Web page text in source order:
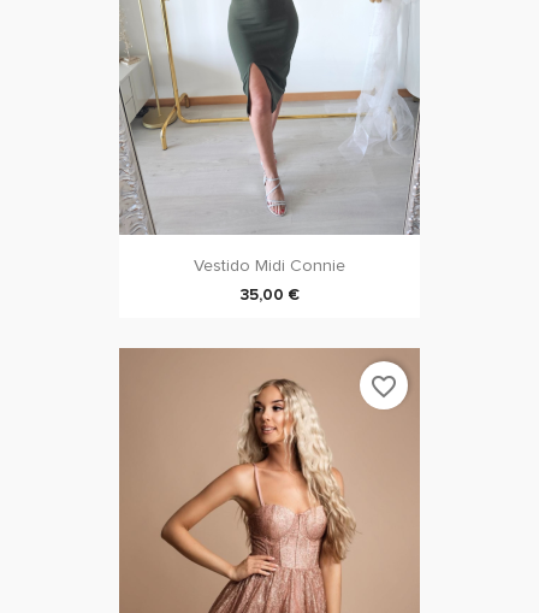
Vestido Midi Connie
35,00 €
favorite_border